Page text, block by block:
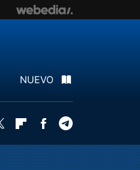
NUEVO
Twitter FlipboardFacebook